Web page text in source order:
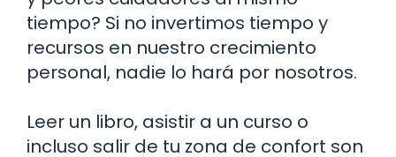
tiempo? Si no invertimos tiempo y
recursos en nuestro crecimiento
personal, nadie lo hará por nosotros.
Leer un libro, asistir a un curso o
incluso salir de tu zona de confort son